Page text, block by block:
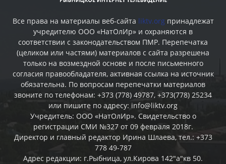
Все права на материалы веб-сайта liktv.org принадлежат
учредителю ООО «НатОлИр» и охраняются в
соответствии с законодательством ПМР. Перепечатка
(целиком или частями) материалов c сайта разрешена
только на возмездной основе и после письменного
согласия правообладателя, активная ссылка на источник
обязательна. По вопросам перепечатки материалов
звоните по телефонам: +373 (778) 49787, +373(778) 25234
или пишите по адресу: info@liktv.org
Учредитель: ООО «НатОлИр». Свидетельство о
регистрации СМИ №327 от 09 февраля 2018г.
Директор и главный редактор Ирина Шлаева, тел.: +373
778 49-787
Адрес редакции: г.Рыбница, ул.Кирова 142"а"кв 50.